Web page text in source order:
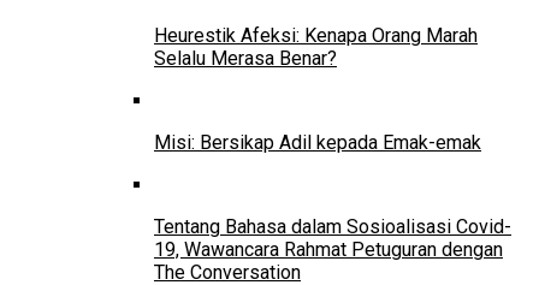
Heurestik Afeksi: Kenapa Orang Marah
Selalu Merasa Benar?
Misi: Bersikap Adil kepada Emak-emak
Tentang Bahasa dalam Sosioalisasi Covid-
19, Wawancara Rahmat Petuguran dengan
The Conversation